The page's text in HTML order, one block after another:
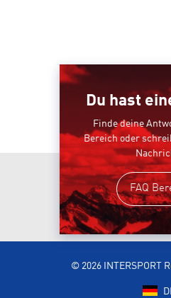
Du hast
Finde deine
Bereich oder
FAQ
© 2026 INTERSPORT